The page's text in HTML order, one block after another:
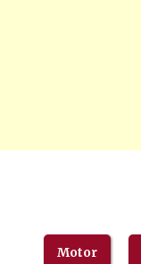
Motor